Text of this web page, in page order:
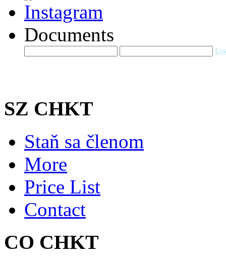
Documents
SZ CHKT
Staň sa členom
More
Price List
Contact
CO CHKT